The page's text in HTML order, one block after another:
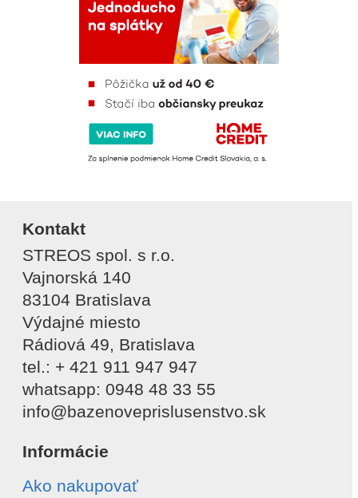
Kontakt
STREOS spol. s r.o.
Vajnorská 140
83104 Bratislava
Výdajné miesto
Rádiová 49, Bratislava
tel.: + 421 911 947 947
whatsapp: 0948 48 33 55
info@bazenoveprislusenstvo.sk
Informácie
Ako nakupovať